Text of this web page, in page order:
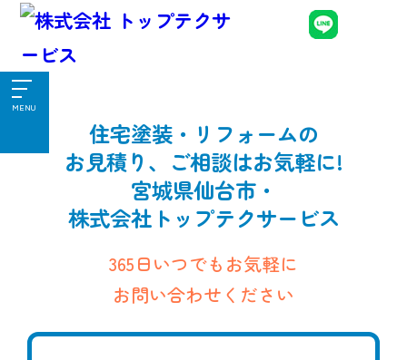
MENU
住宅塗装・リフォームの
お見積り、ご相談はお気軽に!
宮城県仙台市・
株式会社トップテクサービス
365日いつでもお気軽に
お問い合わせください